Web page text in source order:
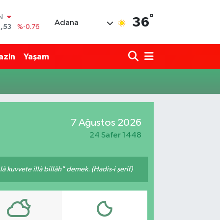
%-0.76
Adana 36°
Yaşam
7 Ağustos 2026
24 Safer 1448
kuvvete illâ billâh" demek. (Hadis-i şerif)